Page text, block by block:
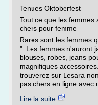
Tenues Oktoberfest
Tout ce que les femmes
chers pour femme
Rares sont les femmes
". Les femmes n'auront
blouses, robes, jeans
magnifiques
trouverez sur Lesara
pas chers en ligne avec
Lire la suite